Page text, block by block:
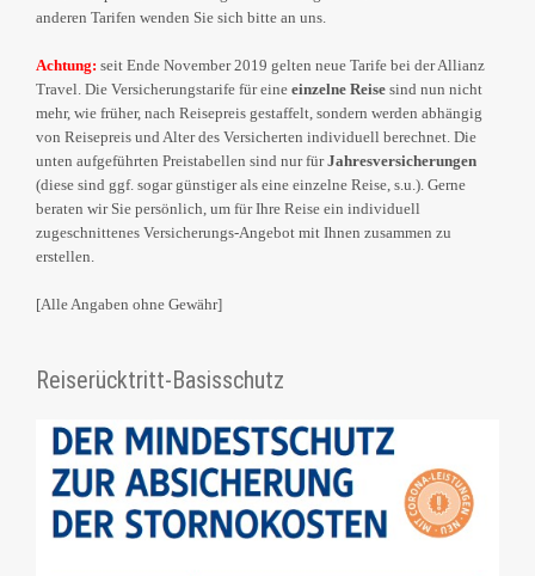
anderen Tarifen wenden Sie sich bitte an uns.
Achtung: seit Ende November 2019 gelten neue Tarife bei der Allianz
Travel. Die Versicherungstarife für eine einzelne Reise sind nun nicht
mehr, wie früher, nach Reisepreis gestaffelt, sondern werden abhängig
von Reisepreis und Alter des Versicherten individuell berechnet. Die
unten aufgeführten Preistabellen sind nur fürJahresversicherungen
(diese sind ggf. sogar günstiger als eine einzelne Reise, s.u.). Gerne
beraten wir Sie persönlich, um für Ihre Reise ein individuell
zugeschnittenes Versicherungs-Angebot mit Ihnen zusammen zu
erstellen.
[Alle Angaben ohne Gewähr]
Reiserücktritt-Basisschutz